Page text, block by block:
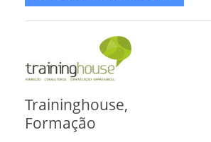
Traininghouse,
Formação